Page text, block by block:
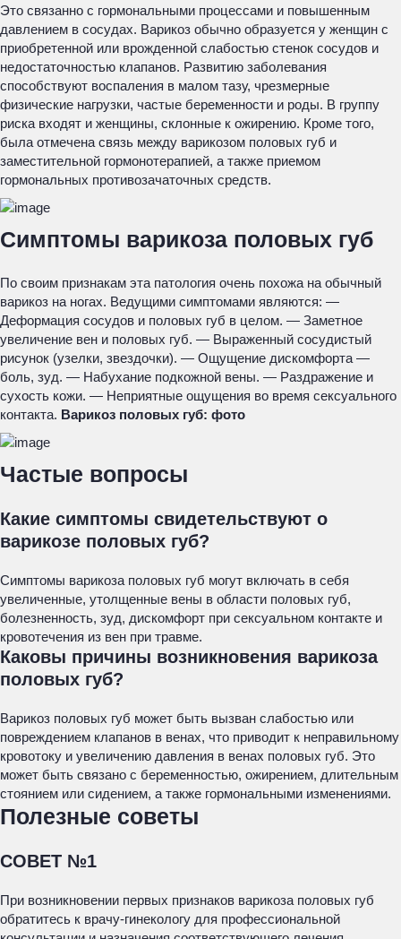
Это связанно с гормональными процессами и повышенным
давлением в сосудах. Варикоз обычно образуется у женщин с
приобретенной или врожденной слабостью стенок сосудов и
недостаточностью клапанов. Развитию заболевания
способствуют воспаления в малом тазу, чрезмерные
физические нагрузки, частые беременности и роды. В группу
риска входят и женщины, склонные к ожирению. Кроме того,
была отмечена связь между варикозом половых губ и
заместительной гормонотерапией, а также приемом
гормональных противозачаточных средств.
Симптомы варикоза половых губ
По своим признакам эта патология очень похожа на обычный
варикоз на ногах. Ведущими симптомами являются: —
Деформация сосудов и половых губ в целом. — Заметное
увеличение вен и половых губ. — Выраженный сосудистый
рисунок (узелки, звездочки). — Ощущение дискомфорта —
боль, зуд. — Набухание подкожной вены. — Раздражение и
сухость кожи. — Неприятные ощущения во время сексуального
контакта. Варикоз половых губ: фото
Частые вопросы
Какие симптомы свидетельствуют о
варикозе половых губ?
Симптомы варикоза половых губ могут включать в себя
увеличенные, утолщенные вены в области половых губ,
болезненность, зуд, дискомфорт при сексуальном контакте и
кровотечения из вен при травме.
Каковы причины возникновения варикоза
половых губ?
Варикоз половых губ может быть вызван слабостью или
повреждением клапанов в венах, что приводит к неправильному
кровотоку и увеличению давления в венах половых губ. Это
может быть связано с беременностью, ожирением, длительным
стоянием или сидением, а также гормональными изменениями.
Полезные советы
СОВЕТ №1
При возникновении первых признаков варикоза половых губ
обратитесь к врачу-гинекологу для профессиональной